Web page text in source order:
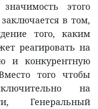
этого
в том,
того, каким
реагировать на
и конкурентную
того чтобы
на
Генеральный